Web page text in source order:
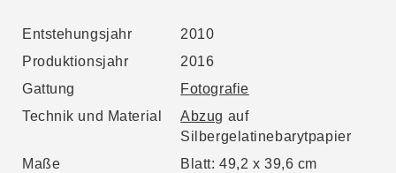
Entstehungsjahr
2010
Produktionsjahr
2016
Gattung
Fotografie
Technik und Material
Abzug auf
Silbergelatinebarytpapier
Maße
Blatt: 49,2 x 39,6 cm